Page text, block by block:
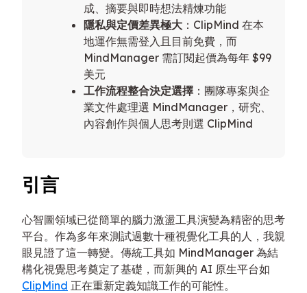
成、摘要與即時想法精煉功能
隱私與定價差異極大 ：ClipMind 在本
地運作無需登入且目前免費，而
MindManager 需訂閱起價為每年 $99
美元
工作流程整合決定選擇 ：團隊專案與企
業文件處理選 MindManager，研究、
內容創作與個人思考則選 ClipMind
引言
心智圖領域已從簡單的腦力激盪工具演變為精密的思考
平台。作為多年來測試過數十種視覺化工具的人，我親
眼見證了這一轉變。傳統工具如 MindManager 為結
構化視覺思考奠定了基礎，而新興的 AI 原生平台如
ClipMind 正在重新定義知識工作的可能性。